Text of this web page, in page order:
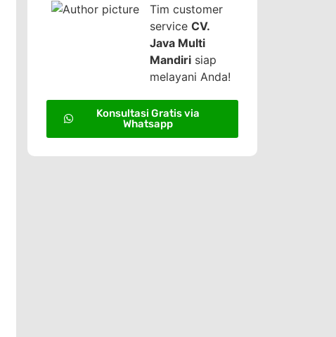
Tim customer
serviceCV.
Java Multi
Mandiri siap
melayani Anda!
Konsultasi Gratis via
Whatsapp